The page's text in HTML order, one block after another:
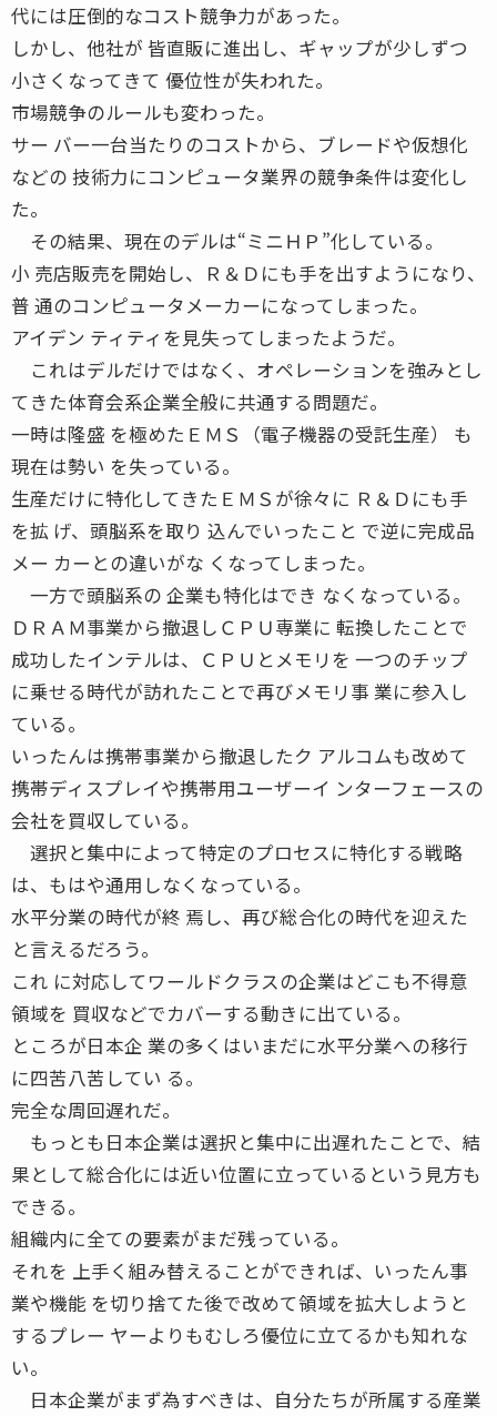
代には圧倒的なコスト競争力があった。
しかし、他社が 皆直販に進出し、ギャップが少しずつ
小さくなってきて 優位性が失われた。
市場競争のルールも変わった。
サー バー一台当たりのコストから、ブレードや仮想化
などの 技術力にコンピュータ業界の競争条件は変化し
た。
その結果、現在のデルは“ミニＨＰ”化している。
小 売店販売を開始し、Ｒ＆Ｄにも手を出すようになり、
普 通のコンピュータメーカーになってしまった。
アイデン ティティを見失ってしまったようだ。
これはデルだけではなく、オペレーションを強みとし
てきた体育会系企業全般に共通する問題だ。
一時は隆盛 を極めたＥＭＳ（電子機器の受託生産） も
現在は勢い を失っている。
生産だけに特化してきたＥＭＳが徐々に Ｒ＆Ｄにも手
を拡 げ、頭脳系を取り 込んでいったこと で逆に完成品
メー カーとの違いがな くなってしまった。
一方で頭脳系の 企業も特化はでき なくなっている。
ＤＲＡＭ事業から撤退しＣＰＵ専業に 転換したことで
成功したインテルは、ＣＰＵとメモリを 一つのチップ
に乗せる時代が訪れたことで再びメモリ事 業に参入し
ている。
いったんは携帯事業から撤退したク アルコムも改めて
携帯ディスプレイや携帯用ユーザーイ ンターフェースの
会社を買収している。
選択と集中によって特定のプロセスに特化する戦略
は、もはや通用しなくなっている。
水平分業の時代が終 焉し、再び総合化の時代を迎えた
と言えるだろう。
これ に対応してワールドクラスの企業はどこも不得意
領域を 買収などでカバーする動きに出ている。
ところが日本企 業の多くはいまだに水平分業への移行
に四苦八苦してい る。
完全な周回遅れだ。
もっとも日本企業は選択と集中に出遅れたことで、結
果として総合化には近い位置に立っているという見方も
できる。
組織内に全ての要素がまだ残っている。
それを 上手く組み替えることができれば、いったん事
業や機能 を切り捨てた後で改めて領域を拡大しようと
するプレー ヤーよりもむしろ優位に立てるかも知れな
い。
日本企業がまず為すべきは、自分たちが所属する産業